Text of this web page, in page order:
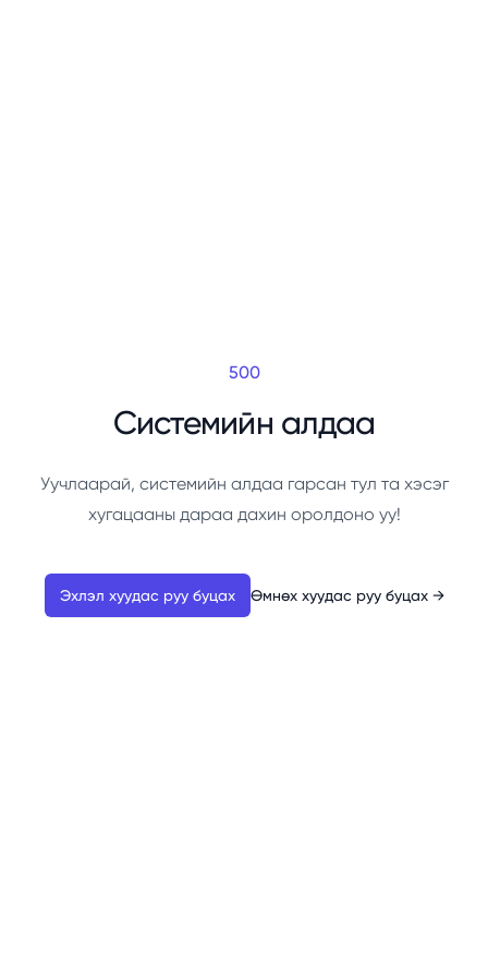
500
Системийн алдаа
Уучлаарай, системийн алдаа гарсан тул та хэсэг
хугацааны дараа дахин оролдоно уу!
Эхлэл хуудас руу буцах Өмнөх хуудас руу буцах →